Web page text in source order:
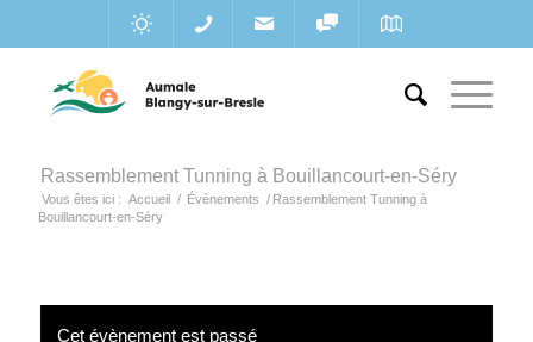
Rassemblement Tunning à Bouillancourt-en-Séry
Vous êtes ici : Accueil / Évènements / Rassemblement Tunning à
Bouillancourt-en-Séry
Cet évènement est passé